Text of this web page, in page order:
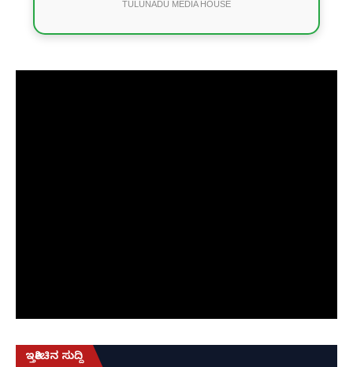
TULUNADU MEDIA HOUSE
ಇತ್ತೀಚಿನ ಸುದ್ದಿ